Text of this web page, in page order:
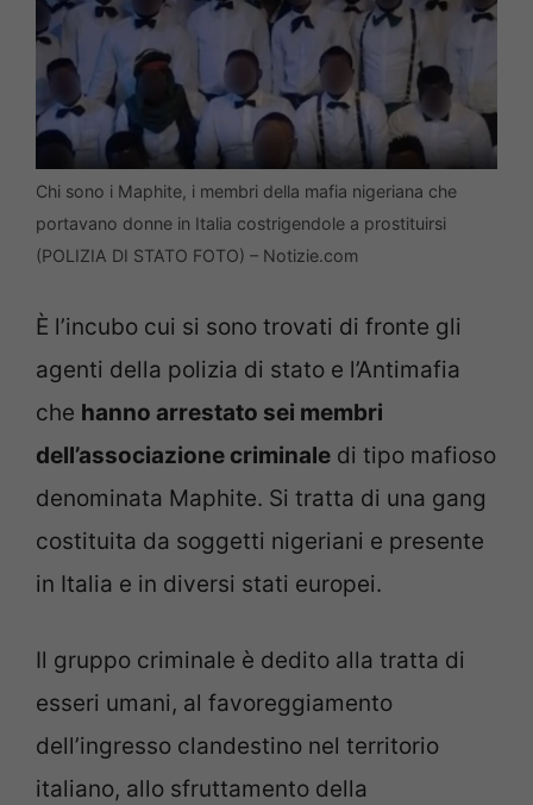
Chi sono i Maphite, i membri della mafia nigeriana che
portavano donne in Italia costrigendole a prostituirsi
(POLIZIA DI STATO FOTO) – Notizie.com
È l’incubo cui si sono trovati di fronte gli
agenti della polizia di stato e l’Antimafia
che hanno arrestato sei membri
dell’associazione criminale di tipo mafioso
denominata Maphite. Si tratta di una gang
costituita da soggetti nigeriani e presente
in Italia e in diversi stati europei.
Il gruppo criminale è dedito alla tratta di
esseri umani, al favoreggiamento
dell’ingresso clandestino nel territorio
italiano, allo sfruttamento della